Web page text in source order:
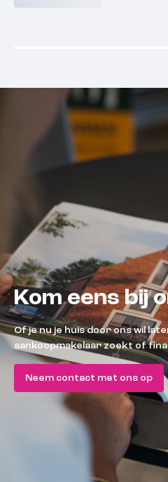
Kom eens bij
Of je nu je huis door ons wil
aankoopmakelaar zoekt of
Neem contact met ons op